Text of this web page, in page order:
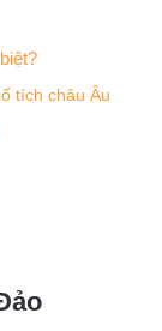
tích châu Âu